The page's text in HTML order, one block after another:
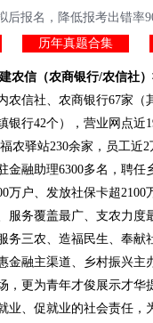
后报名，降低报考出错率
历年真题合集
信（农商银行/农信社）
信社、农商银行67家（
银行42个），营业网点近
农驿站230余家，员工近2
金融助理6300多名，聘任
万户、发放社保卡超2100
服务覆盖最广、支农力度
三农、造福民生、奉献
金融主渠道、乡村振兴主
，更为青年才俊展示才华
业、促就业的社会责任，